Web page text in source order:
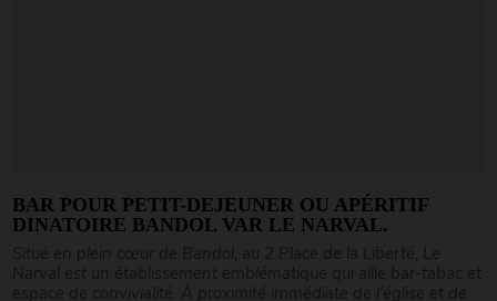
BAR POUR PETIT-DEJEUNER OU APÉRITIF
DINATOIRE BANDOL VAR LE NARVAL.